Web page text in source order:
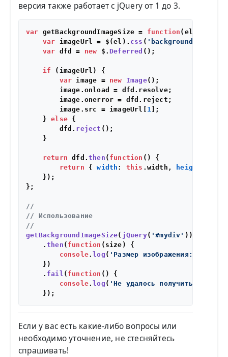
версия также работает с jQuery от 1 до 3.
var getBackgroundImageSize = function ( el
var imageUrl = $(el). css ( 'background-image'
var dfd = new $.Deferred ();
if (imageUrl) {
var image = new Image();
        image.
onload = dfd. resolve;
        image.
onerror = dfd. reject ;
        image.
src = imageUrl[ 1 ];
    }
else {
        dfd.
reject ();
    }
return dfd.then ( function ( ) {
return { width : this . width , height
    });
};
//
// Использование
//
getBackgroundImageSize( jQuery( '#mydiv' ))
    .
then ( function ( size ) {
console. log ( 'Размер изображения:'
    })
    .
fail ( function ( ) {
console. log ( 'Не удалось получить
Если у вас есть какие-либо вопросы или
необходимо уточнение, не стесняйтесь
спрашивать!